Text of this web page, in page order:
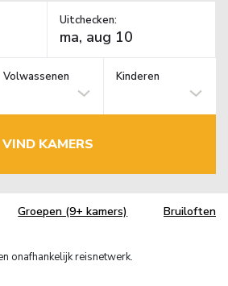
Uitchecken:
Volwassenen Kinderen
VIND KAMERS
Groepen (9+ kamers) Bruiloften
onafhankelijk reisnetwerk.